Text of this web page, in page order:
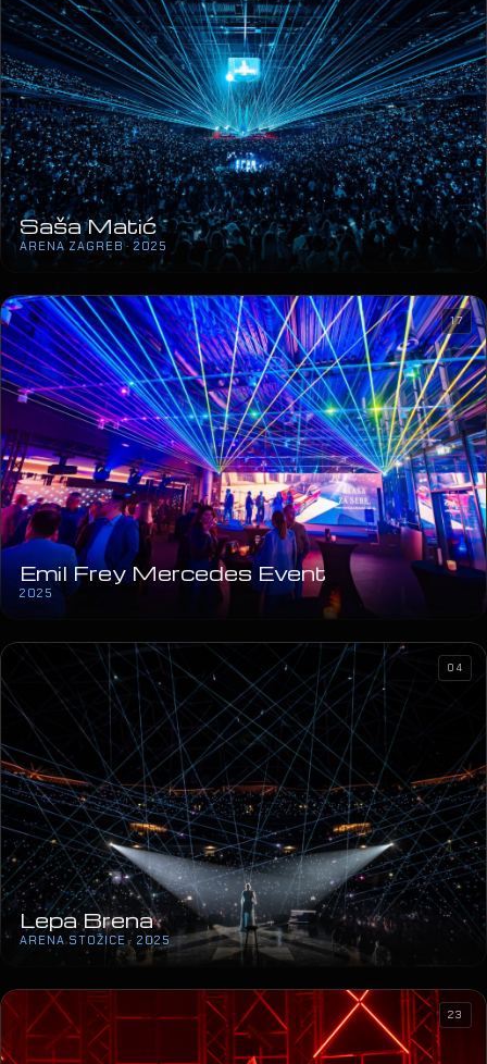
Saša Matić
ARENA ZAGREB · 2025
Emil Frey Mercedes Event
2025
17
Lepa Brena
ARENA STOŽICE · 2025
04
23